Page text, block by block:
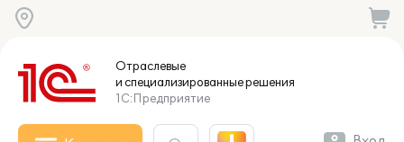
Отраслевые
и специализированныерешения
1С:Предприятие